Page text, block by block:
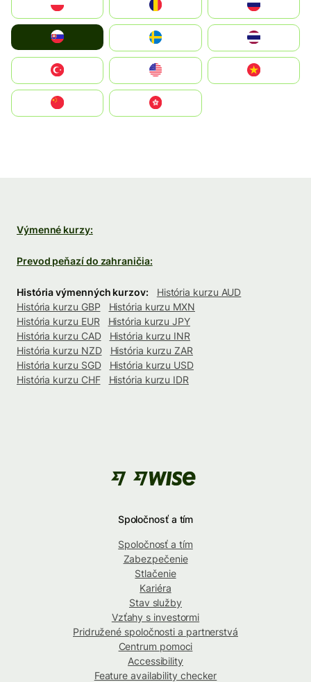
United States
中國香港特別行政區
Výmenné kurzy:
Prevod peňazí do zahraničia:
História výmenných kurzov:
História kurzu AUD
História kurzu GBP
História kurzu MXN
História kurzu EUR
História kurzu JPY
História kurzu CAD
História kurzu INR
História kurzu NZD
História kurzu ZAR
História kurzu SGD
História kurzu USD
História kurzu CHF
História kurzu IDR
Spoločnosť a tím
Spoločnosť a tím
Zabezpečenie
Stlačenie
Kariéra
Stav služby
Vzťahy s investormi
Pridružené spoločnosti a partnerstvá
Centrum pomoci
Accessibility
Feature availability checker